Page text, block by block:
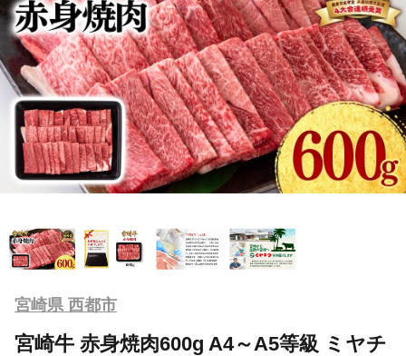
宮崎県 西都市
宮崎牛 赤身焼肉600g A4～A5等級 ミヤチ